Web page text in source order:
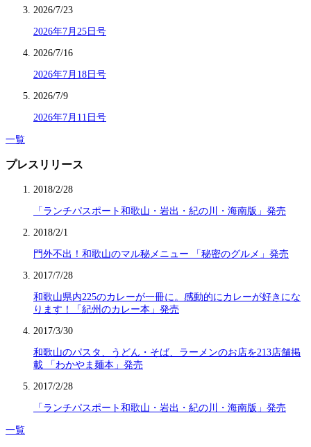
2026/7/23
2026年7月25日号
2026/7/16
2026年7月18日号
2026/7/9
2026年7月11日号
一覧
プレスリリース
2018/2/28
「ランチパスポート和歌山・岩出・紀の川・海南版」発売
2018/2/1
門外不出！和歌山のマル秘メニュー 「秘密のグルメ」発売
2017/7/28
和歌山県内225のカレーが一冊に。感動的にカレーが好きにな
ります！「紀州のカレー本」発売
2017/3/30
和歌山のパスタ、うどん・そば、ラーメンのお店を213店舗掲
載 「わかやま麺本」発売
2017/2/28
「ランチパスポート和歌山・岩出・紀の川・海南版」発売
一覧